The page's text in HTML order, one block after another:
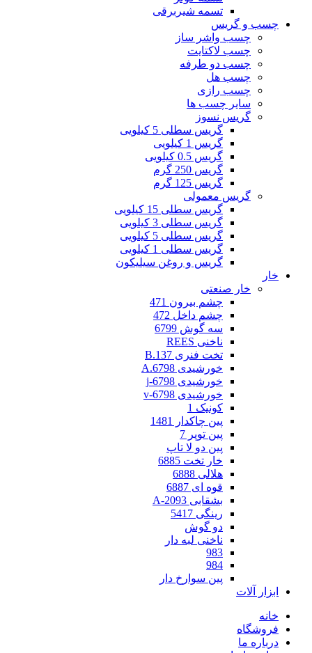
تسمه شیربرقی
چسب و گریس
چسب واشر ساز
چسب لاکتایت
چسب دو طرفه
چسب هل
چسب رازی
سایر چسب ها
گریس نسوز
گریس سطلی 5 کیلویی
گریس 1 کیلویی
گریس 0.5 کیلویی
گریس 250 گرم
گریس 125 گرم
گریس معمولی
گریس سطلی 15 کیلویی
گریس سطلی 3 کیلویی
گریس سطلی 5 کیلویی
گریس سطلی 1 کیلویی
گریس و روغن سیلیکون
خار
خار صنعتی
چشم بیرون 471
چشم داخل 472
سه گوش 6799
ناخنی REES
تخت فنری 137.B
خورشیدی 6798.A
خورشیدی 6798-j
خورشیدی 6798-v
کونیک 1
پین چاکدار 1481
پین توپر 7
پین دو لا تاپ
خار تخت 6885
هلالی 6888
قوه ای 6887
بشقابی 2093-A
رینگی 5417
دو گوش
ناخنی لبه دار
983
984
پین سوارخ دار
ابزار آلات
خانه
فروشگاه
درباره ما